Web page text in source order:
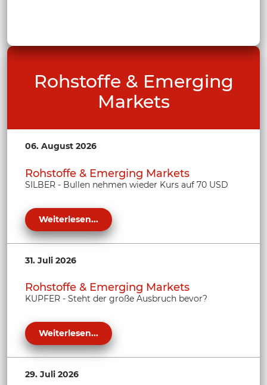
Rohstoffe & Emerging
Markets
06. August 2026
Rohstoffe & Emerging Markets
SILBER - Bullen nehmen wieder Kurs auf 70 USD
Weiterlesen...
31. Juli 2026
Rohstoffe & Emerging Markets
KUPFER - Steht der große Ausbruch bevor?
Weiterlesen...
29. Juli 2026